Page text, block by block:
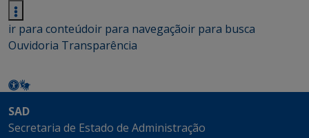
ir para conteúdoir para navegaçãoir para busca
Ouvidoria Transparência
SAD
Secretaria de Estado de Administração